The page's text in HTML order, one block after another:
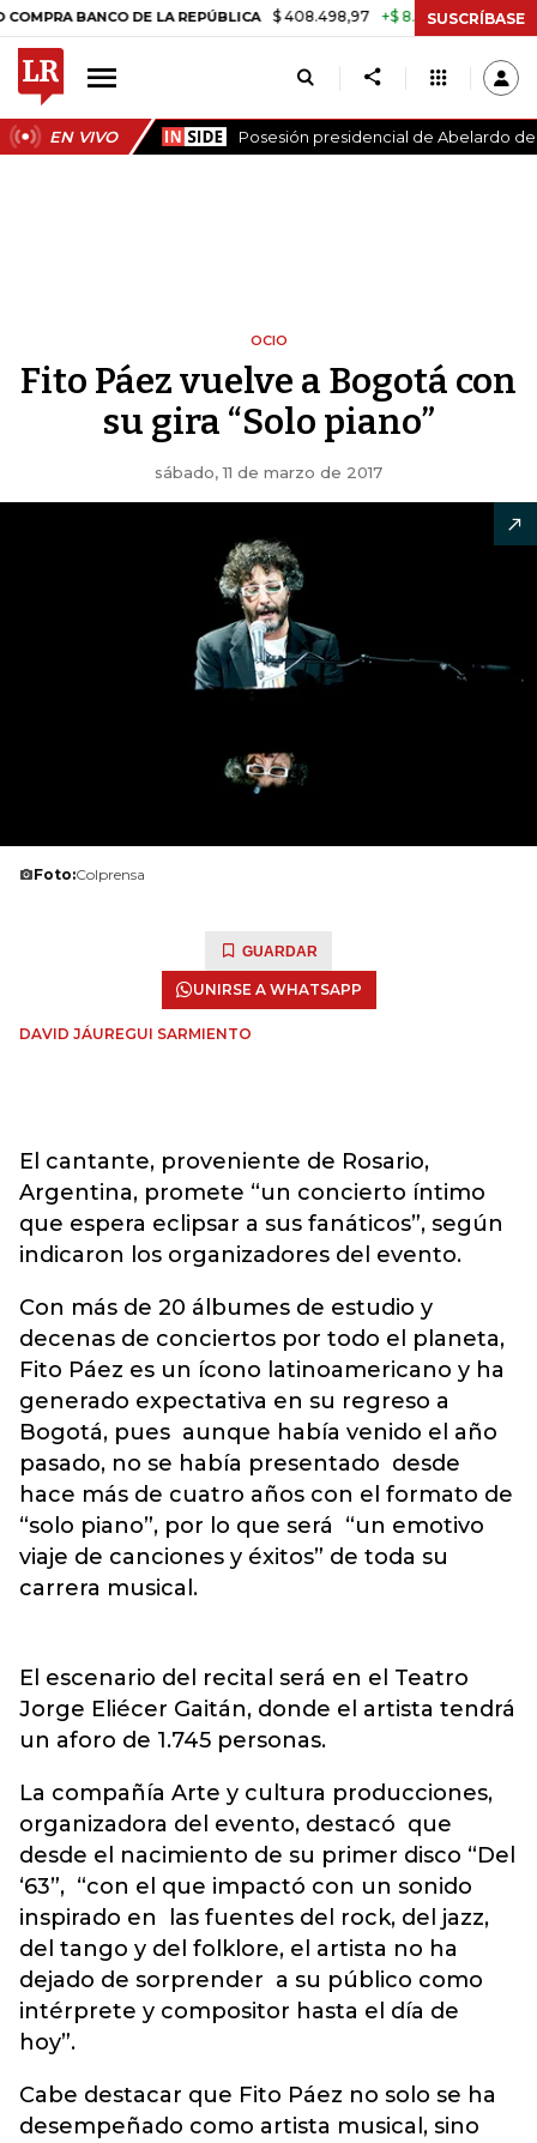
DE LA REPÚBLICA $ 408.498,97 +$ 8.753,81 +2,19% TASA
SUSCRÍBASE
EN VIVO Posesión presidencial de Abelardo de
OCIO
Fito Páez vuelve a Bogotá con
su gira “Solo piano”
sábado, 11 de marzo de 2017
Foto:Colprensa
GUARDAR
UNIRSE A WHATSAPP
DAVID JÁUREGUI SARMIENTO
El cantante, proveniente de Rosario,
Argentina, promete “un concierto íntimo
que espera eclipsar a sus fanáticos”, según
indicaron los organizadores del evento.
Con más de 20 álbumes de estudio y
decenas de conciertos por todo el planeta,
Fito Páez es un ícono latinoamericano y ha
generado expectativa en su regreso a
Bogotá, pues aunque había venido el año
pasado, no se había presentado desde
hace más de cuatro años con el formato de
“solo piano”, por lo que será “un emotivo
viaje de canciones y éxitos” de toda su
carrera musical.
El escenario del recital será en el Teatro
Jorge Eliécer Gaitán, donde el artista tendrá
un aforo de 1.745 personas.
La compañía Arte y cultura producciones,
organizadora del evento, destacó que
desde el nacimiento de su primer disco “Del
‘63”, “con el que impactó con un sonido
inspirado en las fuentes del rock, del jazz,
del tango y del folklore, el artista no ha
dejado de sorprender a su público como
intérprete y compositor hasta el día de
hoy”.
Cabe destacar que Fito Páez no solo se ha
desempeñado como artista musical, sino